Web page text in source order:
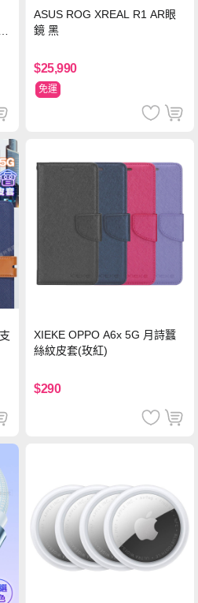
ASUS ROG XREAL R1 AR眼
鏡 黑
$25,990
免運
XIEKE OPPO A6x 5G 月詩蠶
絲紋皮套(玫紅)
$290